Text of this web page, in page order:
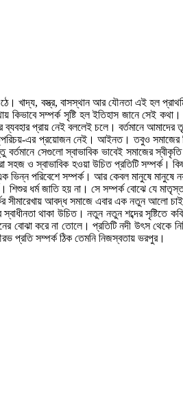
খাদ্য, বস্ত্র, বাসস্থান আর যৌনতা এই হল
কিভাবে সম্পর্ক সৃষ্টি হল ইতিহাস জানে সেই
ব্যবহার প্রায় নেই বললেই চলে। বর্তমানে
এর প্রয়োজন নেই। আইনত। তবুও
সেগুলো স্বাভাবিক ভাবেই সমাজের
স্বাভাবিক হওয়া উচিত প্রতিটি সম্পর্ক। কিছু
পরিবেশে সম্পর্ক। আর কেবল মানুষে
শিশুর ধর্ম জাতি হয় না। সে সম্পর্ক বোঝে যে
আবদ্ধ সমাজে এবার এক নতুন আলো
থাকা উচিত। নতুন নতুন শব্দের সৃষ্টিতে
করে না তোলে। প্রতিটি নদী উৎস থেকে
প্রতি সম্পর্ক ঠিক তেমনি নিজস্বতায় ভরপুর।